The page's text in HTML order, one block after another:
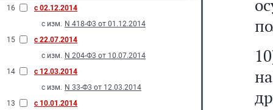
16
с 02.12.2014
с изм. N 418-Ф3 от 01.12.2014
15
с 22.07.2014
с изм. N 204-Ф3 от 10.07.2014
14
с 12.03.2014
с изм. N 33-Ф3 от 12.03.2014
13
с 10.01.2014